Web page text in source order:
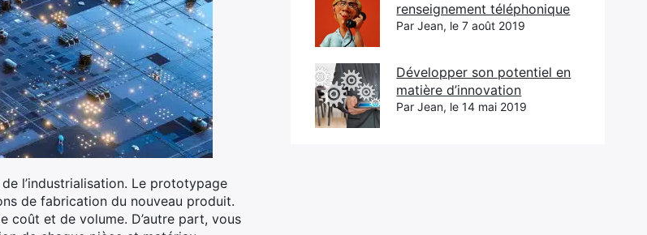
l’industrialisation. Le prototypage
de fabrication du nouveau produit.
coût et de volume. D’autre part, vous
renseignement téléphonique
Par Jean, le 7 août 2019
Développer son potentiel en
matière d’innovation
Par Jean, le 14 mai 2019